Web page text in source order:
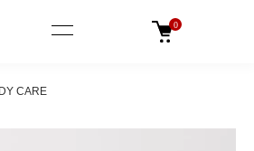
0
CARE